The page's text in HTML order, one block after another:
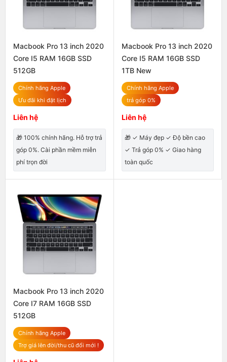
Macbook Pro 13 inch 2020
Core I5 RAM 16GB SSD
512GB
Chính hãng Apple
Ưu đãi khi đặt lịch
Liên hệ
🎁 100% chính hãng. Hỗ trợ trả
góp 0%. Cài phần mềm miễn
phí trọn đời
Macbook Pro 13 inch 2020
Core I5 RAM 16GB SSD
1TB New
Chính hãng Apple
trả góp 0%
Liên hệ
🎁 ✓ Máy đẹp ✓ Độ bền cao
✓ Trả góp 0% ✓ Giao hàng
toàn quốc
Macbook Pro 13 inch 2020
Core I7 RAM 16GB SSD
512GB
Chính hãng Apple
Trợ giá lên đời/thu cũ đổi mới !